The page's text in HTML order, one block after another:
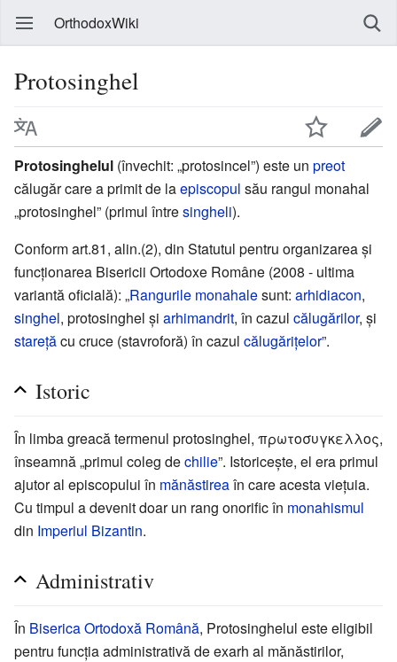
OrthodoxWiki
Protosinghel
Protosinghelul (învechit: „protosincel”) este un preot
călugăr care a primit de laepiscopul său rangul monahal
„protosinghel” (primul întresingheli).
Conform art.81, alin.(2), din Statutul pentru organizarea și
funcționarea Bisericii Ortodoxe Române (2008 - ultima
variantă oficială): „Rangurile monahalesunt: arhidiacon,
singhel, protosinghel și arhimandrit, în cazul călugărilor, și
starețăcu cruce (stavroforă) în cazul călugărițelor”.
Istoric
În limba greacă termenul protosinghel, πρωτοσυγκελλος,
înseamnă „primul coleg dechilie”. Istoricește, el era primul
ajutor al episcopului în mănăstireaîn care acesta viețuia.
Cu timpul a devenit doar un rang onorific în monahismul
din Imperiul Bizantin.
Administrativ
În Biserica Ortodoxă Română, Protosinghelul este eligibil
pentru funcția administrativă de exarh al mănăstirilor,